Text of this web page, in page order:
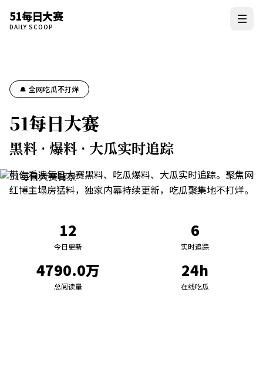
51每日大赛
DAILY SCOOP
🔔 全网吃瓜不打烊
51每日大赛
黑料 · 爆料 · 大瓜实时追踪
带你看遍每日大赛黑料、吃瓜爆料、大瓜实时追踪。聚焦网
红博主塌房猛料，独家内幕持续更新，吃瓜聚集地不打烊。
12
今日更新
6
实时追踪
4790.0万
总阅读量
24h
在线吃瓜